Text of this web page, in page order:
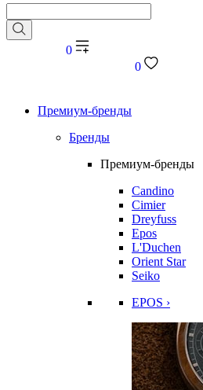
0
0
Премиум-бренды
Бренды
Премиум-бренды
Candino
Cimier
Dreyfuss
Epos
L'Duchen
Orient Star
Seiko
EPOS ›